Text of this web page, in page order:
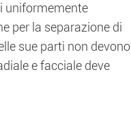
uniformemente
per la separazione di
sue parti non devono
e facciale deve